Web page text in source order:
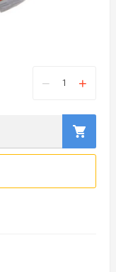
− +